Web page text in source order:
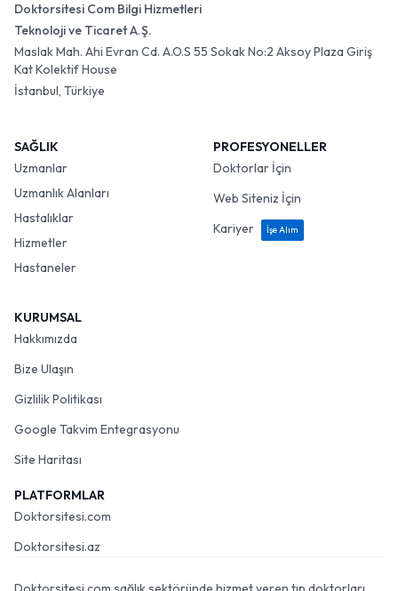
Doktorsitesi Com Bilgi Hizmetleri
Teknoloji ve Ticaret A.Ş.
Maslak Mah. Ahi Evran Cd. A.O.S 55 Sokak No:2 Aksoy Plaza Giriş
Kat Kolektif House
İstanbul, Türkiye
SAĞLIK
Uzmanlar
Uzmanlık Alanları
Hastalıklar
Hizmetler
Hastaneler
PROFESYONELLER
Doktorlar İçin
Web Siteniz İçin
Kariyer
İşe Alım
KURUMSAL
Hakkımızda
Bize Ulaşın
Gizlilik Politikası
Google Takvim Entegrasyonu
Site Haritası
PLATFORMLAR
Doktorsitesi.com
Doktorsitesi.az